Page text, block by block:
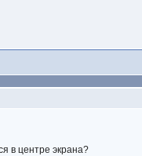
в центре экрана?